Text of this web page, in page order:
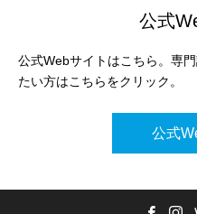
公式
公式Webサイトはこちら。専
たい方はこちらをクリック。
公式